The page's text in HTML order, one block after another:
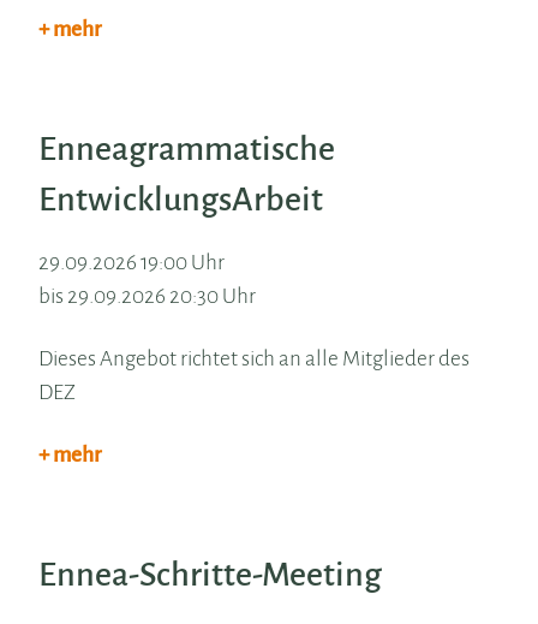
+ mehr
Enneagrammatische
EntwicklungsArbeit
29.09.2026 19:00 Uhr
bis 29.09.2026 20:30 Uhr
Dieses Angebot richtet sich an alle Mitglieder des
DEZ
+ mehr
Ennea-Schritte-Meeting